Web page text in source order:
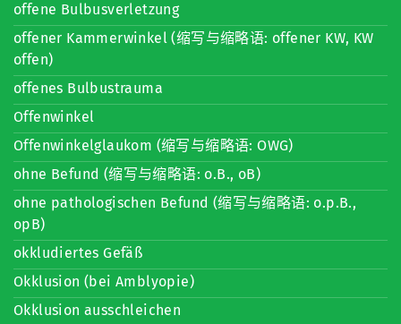
offene Bulbusverletzung
offener Kammerwinkel (缩写与缩略语: offener KW, KW
offen)
offenes Bulbustrauma
Offenwinkel
Offenwinkelglaukom (缩写与缩略语: OWG)
ohne Befund (缩写与缩略语: o.B., oB)
ohne pathologischen Befund (缩写与缩略语: o.p.B.,
opB)
okkludiertes Gefäß
Okklusion (bei Amblyopie)
Okklusion ausschleichen